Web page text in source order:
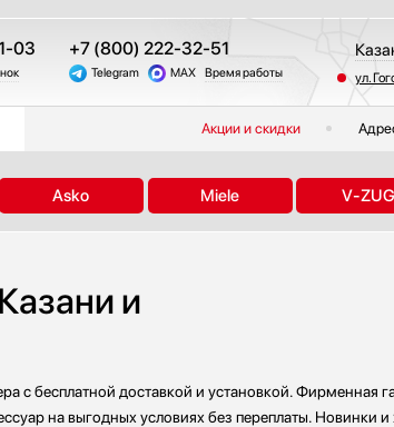
03 +7 (800) 222-32-51
Telegram MAX Время работы ул.
Акции и скидки
Asko Miele V-ZUG
и
с бесплатной доставкой и установкой. Фирменная
на выгодных условиях без переплаты. Новинки